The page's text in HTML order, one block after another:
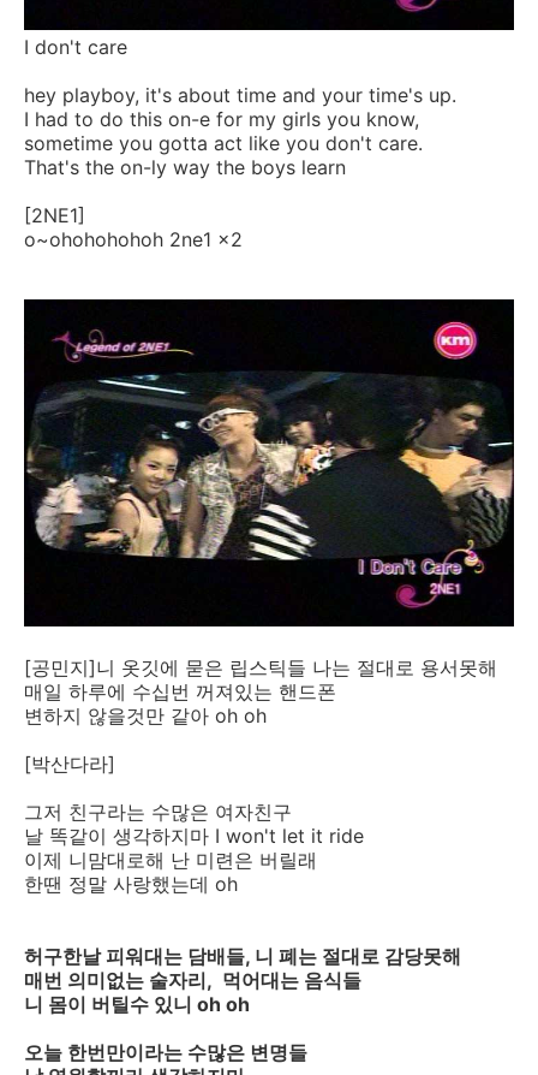
I don't care
hey playboy, it's about time and your time's up.
I had to do this on-e for my girls you know,
sometime you gotta act like you don't care.
That's the on-ly way the boys learn
[2NE1]
o~ohohohohoh 2ne1 x2
[공민지]니 옷깃에 묻은 립스틱들 나는 절대로 용서못해
매일 하루에 수십번 꺼져있는 핸드폰
변하지 않을것만 같아 oh oh
[박산다라]
그저 친구라는 수많은 여자친구
날 똑같이 생각하지마 I won't let it ride
이제 니맘대로해 난 미련은 버릴래
한땐 정말 사랑했는데 oh
허구한날 피워대는 담배들, 니 폐는 절대로 감당못해
매번 의미없는 술자리, 먹어대는 음식들
니 몸이 버틸수 있니 oh oh
오늘 한번만이라는 수많은 변명들